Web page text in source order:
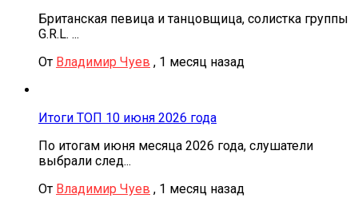
Британская певица и танцовщица, солистка группы
G.R.L. ...
От Владимир Чуев , 1 месяц назад
Итоги ТОП 10 июня 2026 года
По итогам июня месяца 2026 года, слушатели
выбрали след...
От Владимир Чуев , 1 месяц назад